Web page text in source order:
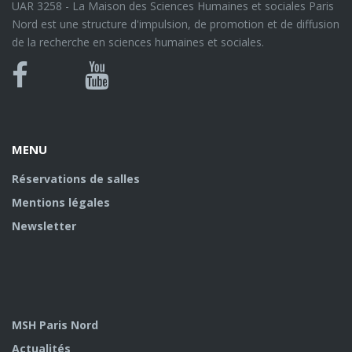
UAR 3258 - La Maison des Sciences Humaines et sociales Paris
Nord est une structure d'impulsion, de promotion et de diffusion
de la recherche en sciences humaines et sociales.
Bluesky
Canal
MENU
Réservations de salles
Mentions légales
Newsletter
MSH Paris Nord
Actualités